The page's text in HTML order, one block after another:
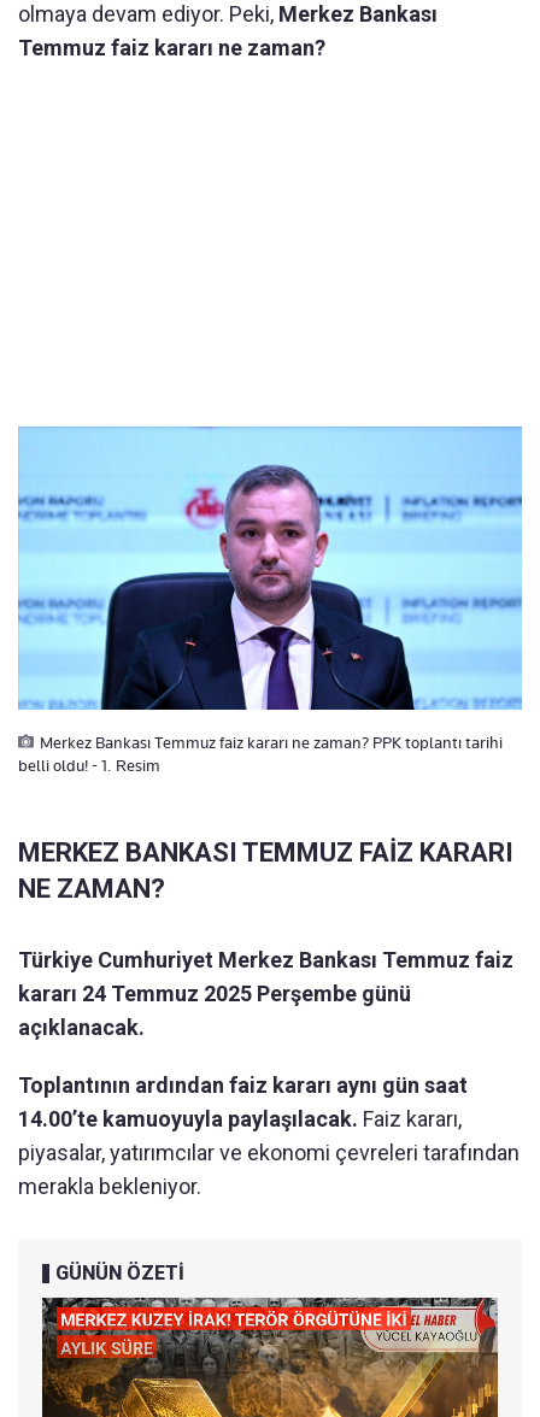
olmaya devam ediyor. Peki, Merkez Bankası
Temmuz faiz kararı ne zaman?
Merkez Bankası Temmuz faiz kararı ne zaman? PPK toplantı tarihi
belli oldu! - 1. Resim
MERKEZ BANKASI TEMMUZ FAİZ KARARI
NE ZAMAN?
Türkiye Cumhuriyet Merkez Bankası Temmuz faiz
kararı 24 Temmuz 2025 Perşembe günü
açıklanacak.
Toplantının ardından faiz kararı aynı gün saat
14.00’te kamuoyuyla paylaşılacak. Faiz kararı,
piyasalar, yatırımcılar ve ekonomi çevreleri tarafından
merakla bekleniyor.
GÜNÜN ÖZETİ